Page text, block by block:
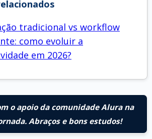
tradicional vs workflow
como evoluir a
em 2026?
o apoio da comunidade Alura na
Abraços e bons estudos!